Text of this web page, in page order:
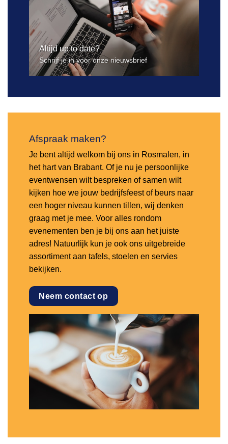
Altijd up to date?
Schrijf je in voor onze nieuwsbrief
Afspraak maken?
Je bent altijd welkom bij ons in Rosmalen, in
het hart van Brabant. Of je nu je persoonlijke
eventwensen wilt bespreken of samen wilt
kijken hoe we jouw bedrijfsfeest of beurs naar
een hoger niveau kunnen tillen, wij denken
graag met je mee. Voor alles rondom
evenementen ben je bij ons aan het juiste
adres! Natuurlijk kun je ook ons uitgebreide
assortiment aan tafels, stoelen en servies
bekijken.
Neem contact op